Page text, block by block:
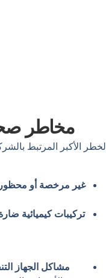
مخاطر
الخطر الأكبر المرتبط
غير مرخصة أو
تركيبات كيميائية
مشاكل الجهاز